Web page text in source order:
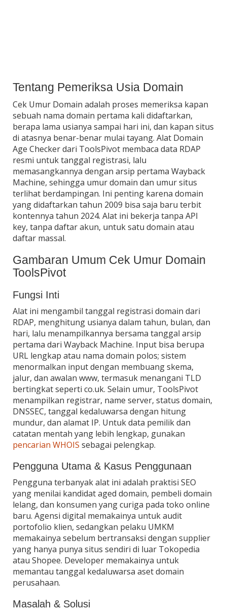
Tentang Pemeriksa Usia Domain
Cek Umur Domain adalah proses memeriksa kapan
sebuah nama domain pertama kali didaftarkan,
berapa lama usianya sampai hari ini, dan kapan situs
di atasnya benar-benar mulai tayang. Alat Domain
Age Checker dari ToolsPivot membaca data RDAP
resmi untuk tanggal registrasi, lalu
memasangkannya dengan arsip pertama Wayback
Machine, sehingga umur domain dan umur situs
terlihat berdampingan. Ini penting karena domain
yang didaftarkan tahun 2009 bisa saja baru terbit
kontennya tahun 2024. Alat ini bekerja tanpa API
key, tanpa daftar akun, untuk satu domain atau
daftar massal.
Gambaran Umum Cek Umur Domain
ToolsPivot
Fungsi Inti
Alat ini mengambil tanggal registrasi domain dari
RDAP, menghitung usianya dalam tahun, bulan, dan
hari, lalu menampilkannya bersama tanggal arsip
pertama dari Wayback Machine. Input bisa berupa
URL lengkap atau nama domain polos; sistem
menormalkan input dengan membuang skema,
jalur, dan awalan www, termasuk menangani TLD
bertingkat seperti co.uk. Selain umur, ToolsPivot
menampilkan registrar, name server, status domain,
DNSSEC, tanggal kedaluwarsa dengan hitung
mundur, dan alamat IP. Untuk data pemilik dan
catatan mentah yang lebih lengkap, gunakan
pencarian WHOIS sebagai pelengkap.
Pengguna Utama & Kasus Penggunaan
Pengguna terbanyak alat ini adalah praktisi SEO
yang menilai kandidat aged domain, pembeli domain
lelang, dan konsumen yang curiga pada toko online
baru. Agensi digital memakainya untuk audit
portofolio klien, sedangkan pelaku UMKM
memakainya sebelum bertransaksi dengan supplier
yang hanya punya situs sendiri di luar Tokopedia
atau Shopee. Developer memakainya untuk
memantau tanggal kedaluwarsa aset domain
perusahaan.
Masalah & Solusi